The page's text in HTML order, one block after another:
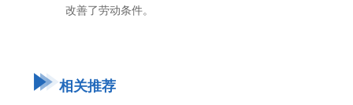
改善了劳动条件。
相关推荐